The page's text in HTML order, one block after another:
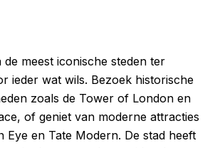
de meest iconische steden ter
ieder wat wils. Bezoek historische
zoals de Tower of London en
of geniet van moderne attracties
Eye en Tate Modern. De stad heeft